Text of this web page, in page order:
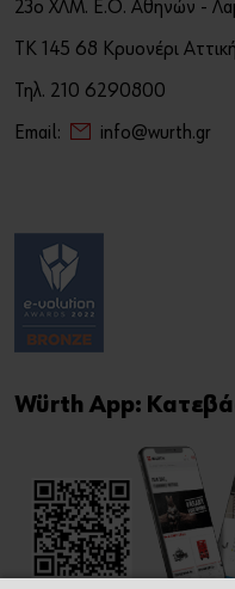
23ο ΧΛΜ. Ε.Ο. Αθηνών -
ΤΚ 145 68 Κρυονέρι
Τηλ. 210 6290800
Email: info@wurth.gr
Würth App: